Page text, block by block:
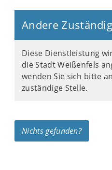
Andere
Diese Dienstleistung
die Stadt Weißenfels
wenden Sie sich bitte
zuständige Stelle.
Nichts gefunden?